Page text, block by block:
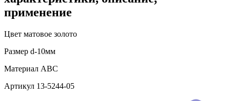
применение
Цвет матовое золото
Размер d-10мм
Материал АВС
Артикул 13-5244-05